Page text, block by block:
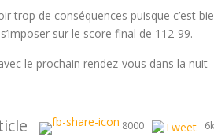
trop de conséquences puisque c’est
sur le score final de 112-99.
le prochain rendez-vous dans la nuit
8000 6k